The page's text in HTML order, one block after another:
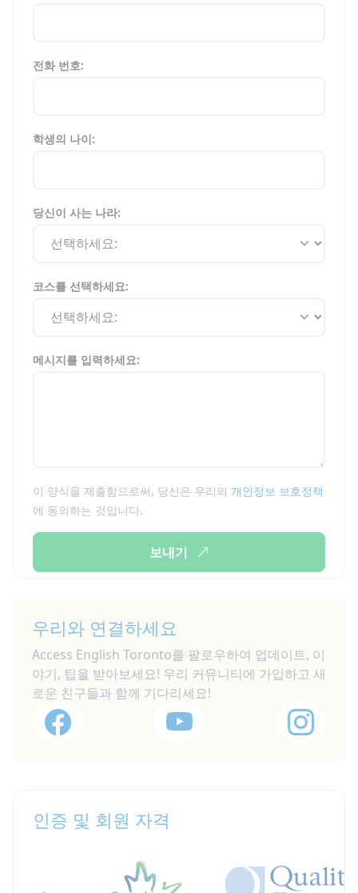
전화 번호:
학생의 나이:
당신이 사는 나라:
코스를 선택하세요:
메시지를 입력하세요:
이 양식을 제출함으로써, 당신은 우리의 개인정보 보호정책
에 동의하는 것입니다.
보내기
우리와 연결하세요
Access English Toronto를 팔로우하여 업데이트, 이
야기, 팁을 받아보세요! 우리 커뮤니티에 가입하고 새
로운 친구들과 함께 기다리세요!
인증 및 회원 자격